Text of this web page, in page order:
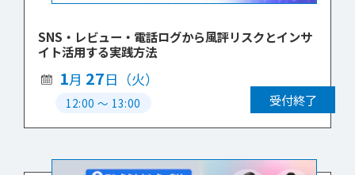
SNS・レビュー・電話ログから風評リスクとインサ
イト活用する実践方法
1月 27日（火）
12:00〜 13:00 受付終了